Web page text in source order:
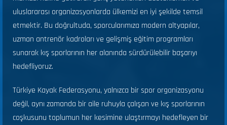
uluslararası organizasyonlarda ülkemizi en iyi şekilde temsil
etmektir. Bu doğrultuda, sporcularımıza modern altyapılar,
uzman antrenör kadroları ve gelişmiş eğitim programları
sunarak kış sporlarının her alanında sürdürülebilir başarıyı
hedefliyoruz.
Türkiye Kayak Federasyonu, yalnızca bir spor organizasyonu
değil, aynı zamanda bir aile ruhuyla çalışan ve kış sporlarının
coşkusunu toplumun her kesimine ulaştırmayı hedefleyen bir